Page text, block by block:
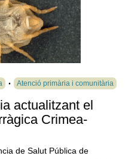
Atenció primària i comunitària
actualitzant el
Crimea-
de Salut Pública de